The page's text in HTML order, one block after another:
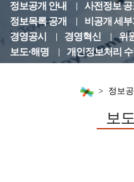
정보공개 안내 사전정보 공
정보목록 공개
비공개 세
경영공시
경영혁신
위
보도·해명
개인정보처리
정보
보